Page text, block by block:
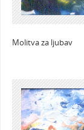
Molitva za ljubav